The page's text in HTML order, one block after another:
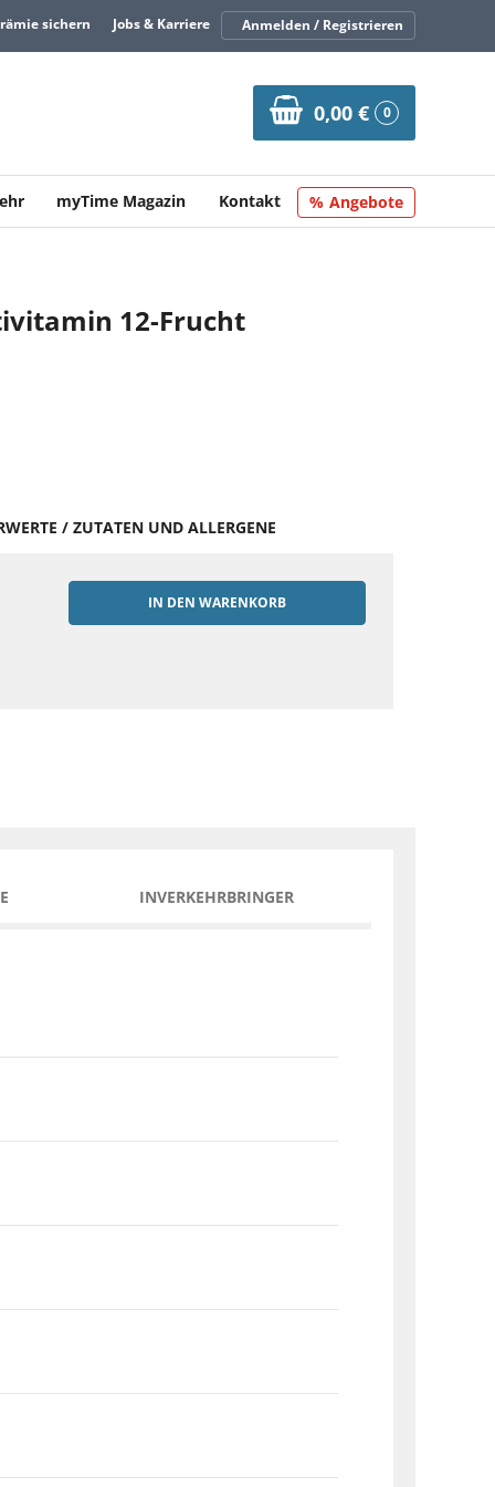
sichern Jobs & Karriere Anmelden / Registrieren
0,00 € 0
myTime Magazin Kontakt Angebote
12-Frucht
/ ZUTATEN UND ALLERGENE
IN DEN WARENKORB
INVERKEHRBRINGER